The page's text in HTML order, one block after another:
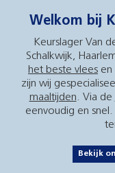
Welkom bij
Keurslager Van
Schalkwijk,
het beste vlees en
zijn wij
maaltijden. Via de
eenvoudig en
Bekijk